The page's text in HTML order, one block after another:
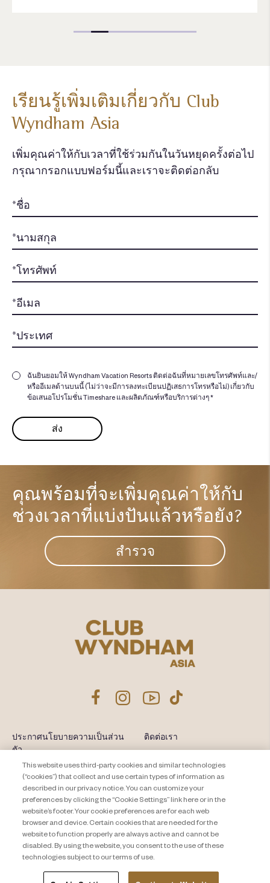
เรียนรู้เพิ่มเติมเกี่ยวกับ Club
Wyndham Asia
เพิ่มคุณค่าให้กับเวลาที่ใช้ร่วมกันในวันหยุดครั้งต่อไป
กรุณากรอกแบบฟอร์มนี้และเราจะติดต่อกลับ
ฉันยินยอมให้ Wyndham Vacation Resorts ติดต่อฉันที่หมายเลขโทรศัพท์และ/
หรืออีเมลด้านบนนี้ (ไม่ว่าจะมีการลงทะเบียนปฏิเสธการโทรหรือไม่) เกี่ยวกับ
ข้อเสนอโปรโมชั่น Timeshare และผลิตภัณฑ์หรือบริการต่างๆ *
คุณพร้อมที่จะเพิ่มคุณค่าให้กับ
ช่วงเวลาที่แบ่งปันแล้วหรือยัง?​
สำรวจ
ประกาศนโยบายความเป็นส่วน
ตัว
About Travel + Leisure Co
Cookie Settings
ติดต่อเรา
ข้อกำหนดและเงื่อนไข
This website uses third-party cookies and similar technologies
(“cookies”) that collect and use certain types of information as
described in our privacy notice. You can customize your
preferences by clicking the “Cookie Settings” link here or in the
website’s footer. Your cookie preferences are for each web
browser and device. Certain cookies that are needed for the
website to function properly are always active and cannot be
disabled. By using the website, you consent to the use of these
technologies subject to our terms of use.